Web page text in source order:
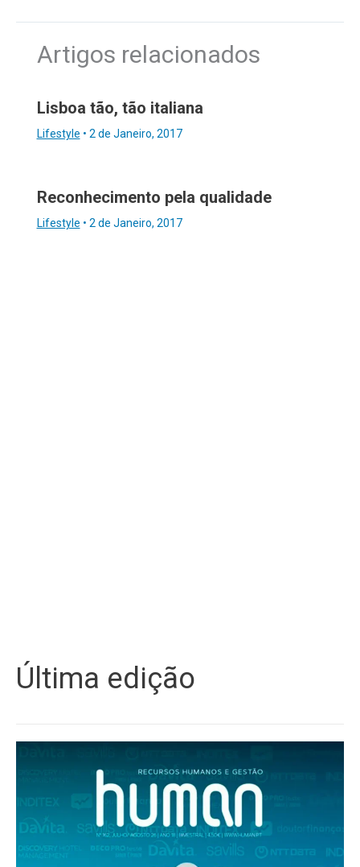
Artigos relacionados
Lisboa tão, tão italiana
Lifestyle • 2 de Janeiro, 2017
Reconhecimento pela qualidade
Lifestyle • 2 de Janeiro, 2017
Última edição